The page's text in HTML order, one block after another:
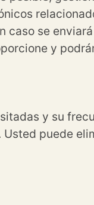
caso se
y
y su
puede